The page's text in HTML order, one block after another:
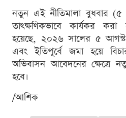
নতুন এই নীতিমালা বুধবার
তাৎক্ষণিকভাবে কার্যকর করা
হয়েছে, ২০২৬ সালের ৫
এবং ইতিপূর্বে জমা হয়ে
অভিবাসন আবেদনের ক্ষেত্রে
হবে।
/আশিক